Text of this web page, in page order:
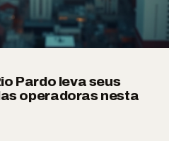
Pardo leva seus
operadoras nesta